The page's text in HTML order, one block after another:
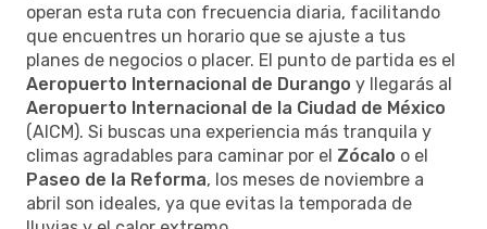
operan esta ruta con frecuencia diaria, facilitando
que encuentres un horario que se ajuste a tus
planes de negocios o placer. El punto de partida es el
Aeropuerto Internacional de Durango y llegarás al
Aeropuerto Internacional de la Ciudad de México
(AICM). Si buscas una experiencia más tranquila y
climas agradables para caminar por el Zócalo o el
Paseo de la Reforma, los meses de noviembre a
abril son ideales, ya que evitas la temporada de